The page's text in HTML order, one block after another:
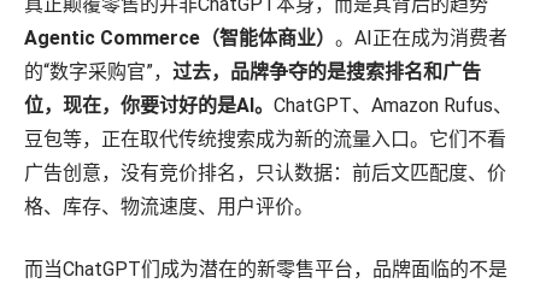
真正颠覆零售的并非ChatGPT本身，而是其背后的趋势
Agentic Commerce（智能体商业） 。AI正在成为消费者
的“数字采购官”， 过去，品牌争夺的是搜索排名和广告
位，现在，你要讨好的是AI。 ChatGPT、Amazon Rufus、
豆包等，正在取代传统搜索成为新的流量入口。它们不看
广告创意，没有竞价排名，只认数据：前后文匹配度、价
格、库存、物流速度、用户评价。
而当ChatGPT们成为潜在的新零售平台，品牌面临的不是